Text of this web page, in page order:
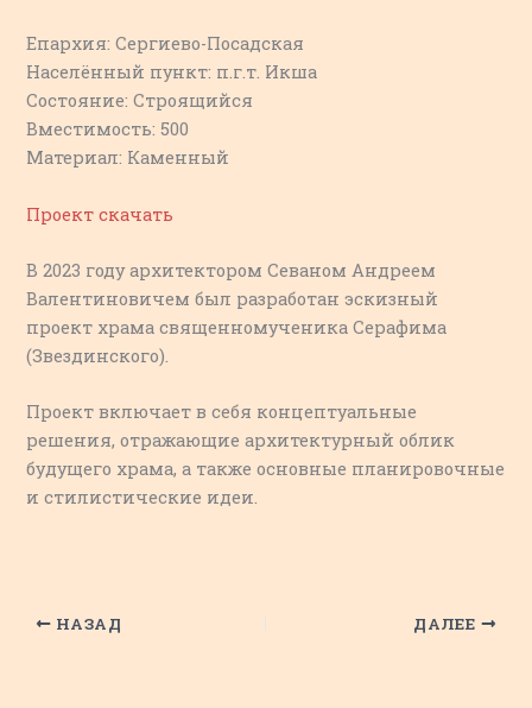
Епархия: Сергиево-Посадская
Населённый пункт: п.г.т. Икша
Состояние: Строящийся
Вместимость: 500
Материал: Каменный
Проект скачать
В 2023 году архитектором Севаном Андреем
Валентиновичем был разработан эскизный
проект храма священномученика Серафима
(Звездинского).
Проект включает в себя концептуальные
решения, отражающие архитектурный облик
будущего храма, а также основные планировочные
и стилистические идеи.
НАЗАД ДАЛЕЕ